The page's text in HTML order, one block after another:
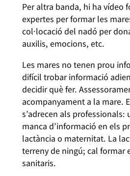
Per altra banda, hi ha vídeo
expertes per formar les
col·locació del nadó per
auxilis, emocions, etc.
Les mares no tenen prou
difícil trobar informació
decidir què fer.
acompanyament a la mare.
s’adrecen als professionals:
manca d’informació en els
lactància o maternitat. La
terreny de ningú; cal formar
sanitaris.